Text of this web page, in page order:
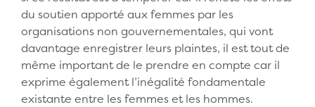
du soutien apporté aux femmes par les
organisations non gouvernementales, qui vont
davantage enregistrer leurs plaintes, il est tout de
même important de le prendre en compte car il
exprime également l’inégalité fondamentale
existante entre les femmes et les hommes.